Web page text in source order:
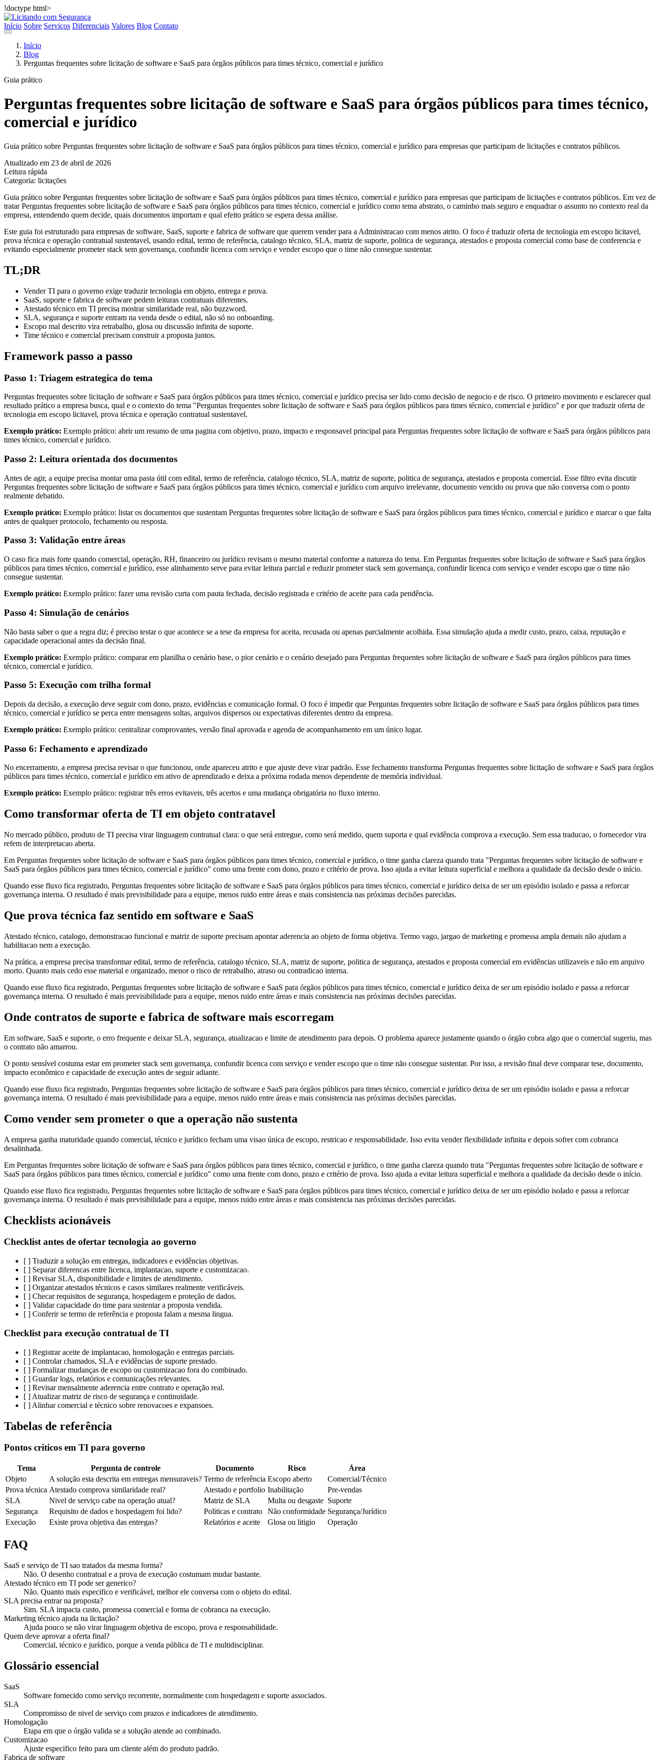
!doctype html>
Início Sobre Serviços Diferenciais Valores Blog Contato
Início
Blog
Perguntas frequentes sobre licitação de software e SaaS para órgãos públicos para times técnico, comercial e jurídico
Guia prático
Perguntas frequentes sobre licitação de software e SaaS para órgãos públicos para times técnico,
comercial e jurídico
Guia prático sobre Perguntas frequentes sobre licitação de software e SaaS para órgãos públicos para times técnico, comercial e jurídico para empresas que participam de licitações e contratos públicos.
Atualizado em 23 de abril de 2026
Leitura rápida
Categoria: licitações
Guia prático sobre Perguntas frequentes sobre licitação de software e SaaS para órgãos públicos para times técnico, comercial e jurídico para empresas que participam de licitações e contratos públicos. Em vez de
tratar Perguntas frequentes sobre licitação de software e SaaS para órgãos públicos para times técnico, comercial e jurídico como tema abstrato, o caminho mais seguro e enquadrar o assunto no contexto real da
empresa, entendendo quem decide, quais documentos importam e qual efeito prático se espera dessa análise.
Este guia foi estruturado para empresas de software, SaaS, suporte e fabrica de software que querem vender para a Administracao com menos atrito. O foco é traduzir oferta de tecnologia em escopo licitavel,
prova técnica e operação contratual sustentavel, usando edital, termo de referência, catalogo técnico, SLA, matriz de suporte, politica de segurança, atestados e proposta comercial como base de conferencia e
evitando especialmente prometer stack sem governança, confundir licenca com serviço e vender escopo que o time não consegue sustentar.
TL;DR
Vender TI para o governo exige traduzir tecnologia em objeto, entrega e prova.
SaaS, suporte e fabrica de software pedem leituras contratuais diferentes.
Atestado técnico em TI precisa mostrar similaridade real, não buzzword.
SLA, segurança e suporte entram na venda desde o edital, não só no onboarding.
Escopo mal descrito vira retrabalho, glosa ou discussão infinita de suporte.
Time técnico e comercial precisam construir a proposta juntos.
Framework passo a passo
Passo 1: Triagem estrategica do tema
Perguntas frequentes sobre licitação de software e SaaS para órgãos públicos para times técnico, comercial e jurídico precisa ser lido como decisão de negocio e de risco. O primeiro movimento e esclarecer qual
resultado prático a empresa busca, qual e o contexto do tema "Perguntas frequentes sobre licitação de software e SaaS para órgãos públicos para times técnico, comercial e jurídico" e por que traduzir oferta de
tecnologia em escopo licitavel, prova técnica e operação contratual sustentavel.
Exemplo prático: Exemplo prático: abrir um resumo de uma pagina com objetivo, prazo, impacto e responsavel principal para Perguntas frequentes sobre licitação de software e SaaS para órgãos públicos para
times técnico, comercial e jurídico.
Passo 2: Leitura orientada dos documentos
Antes de agir, a equipe precisa montar uma pasta útil com edital, termo de referência, catalogo técnico, SLA, matriz de suporte, politica de segurança, atestados e proposta comercial. Esse filtro evita discutir
Perguntas frequentes sobre licitação de software e SaaS para órgãos públicos para times técnico, comercial e jurídico com arquivo irrelevante, documento vencido ou prova que não conversa com o ponto
realmente debatido.
Exemplo prático: Exemplo prático: listar os documentos que sustentam Perguntas frequentes sobre licitação de software e SaaS para órgãos públicos para times técnico, comercial e jurídico e marcar o que falta
antes de qualquer protocolo, fechamento ou resposta.
Passo 3: Validação entre áreas
O caso fica mais forte quando comercial, operação, RH, financeiro ou jurídico revisam o mesmo material conforme a natureza do tema. Em Perguntas frequentes sobre licitação de software e SaaS para órgãos
públicos para times técnico, comercial e jurídico, esse alinhamento serve para evitar leitura parcial e reduzir prometer stack sem governança, confundir licenca com serviço e vender escopo que o time não
consegue sustentar.
Exemplo prático: Exemplo prático: fazer uma revisão curta com pauta fechada, decisão registrada e critério de aceite para cada pendência.
Passo 4: Simulação de cenários
Não basta saber o que a regra diz; é preciso testar o que acontece se a tese da empresa for aceita, recusada ou apenas parcialmente acolhida. Essa simulação ajuda a medir custo, prazo, caixa, reputação e
capacidade operacional antes da decisão final.
Exemplo prático: Exemplo prático: comparar em planilha o cenário base, o pior cenário e o cenário desejado para Perguntas frequentes sobre licitação de software e SaaS para órgãos públicos para times
técnico, comercial e jurídico.
Passo 5: Execução com trilha formal
Depois da decisão, a execução deve seguir com dono, prazo, evidências e comunicação formal. O foco é impedir que Perguntas frequentes sobre licitação de software e SaaS para órgãos públicos para times
técnico, comercial e jurídico se perca entre mensagens soltas, arquivos dispersos ou expectativas diferentes dentro da empresa.
Exemplo prático: Exemplo prático: centralizar comprovantes, versão final aprovada e agenda de acompanhamento em um único lugar.
Passo 6: Fechamento e aprendizado
No encerramento, a empresa precisa revisar o que funcionou, onde apareceu atrito e que ajuste deve virar padrão. Esse fechamento transforma Perguntas frequentes sobre licitação de software e SaaS para órgãos
públicos para times técnico, comercial e jurídico em ativo de aprendizado e deixa a próxima rodada menos dependente de memória individual.
Exemplo prático: Exemplo prático: registrar três erros evitaveis, três acertos e uma mudança obrigatória no fluxo interno.
Como transformar oferta de TI em objeto contratavel
No mercado público, produto de TI precisa virar linguagem contratual clara: o que será entregue, como será medido, quem suporta e qual evidência comprova a execução. Sem essa traducao, o fornecedor vira
refem de interpretacao aberta.
Em Perguntas frequentes sobre licitação de software e SaaS para órgãos públicos para times técnico, comercial e jurídico, o time ganha clareza quando trata "Perguntas frequentes sobre licitação de software e
SaaS para órgãos públicos para times técnico, comercial e jurídico" como uma frente com dono, prazo e critério de prova. Isso ajuda a evitar leitura superficial e melhora a qualidade da decisão desde o início.
Quando esse fluxo fica registrado, Perguntas frequentes sobre licitação de software e SaaS para órgãos públicos para times técnico, comercial e jurídico deixa de ser um episódio isolado e passa a reforcar
governança interna. O resultado é mais previsibilidade para a equipe, menos ruido entre áreas e mais consistencia nas próximas decisões parecidas.
Que prova técnica faz sentido em software e SaaS
Atestado técnico, catalogo, demonstracao funcional e matriz de suporte precisam apontar aderencia ao objeto de forma objetiva. Termo vago, jargao de marketing e promessa ampla demais não ajudam a
habilitacao nem a execução.
Na prática, a empresa precisa transformar edital, termo de referência, catalogo técnico, SLA, matriz de suporte, politica de segurança, atestados e proposta comercial em evidências utilizaveis e não em arquivo
morto. Quanto mais cedo esse material e organizado, menor o risco de retrabalho, atraso ou contradicao interna.
Quando esse fluxo fica registrado, Perguntas frequentes sobre licitação de software e SaaS para órgãos públicos para times técnico, comercial e jurídico deixa de ser um episódio isolado e passa a reforcar
governança interna. O resultado é mais previsibilidade para a equipe, menos ruido entre áreas e mais consistencia nas próximas decisões parecidas.
Onde contratos de suporte e fabrica de software mais escorregam
Em software, SaaS e suporte, o erro frequente e deixar SLA, segurança, atualizacao e limite de atendimento para depois. O problema aparece justamente quando o órgão cobra algo que o comercial sugeriu, mas
o contrato não amarrou.
O ponto sensível costuma estar em prometer stack sem governança, confundir licenca com serviço e vender escopo que o time não consegue sustentar. Por isso, a revisão final deve comparar tese, documento,
impacto econômico e capacidade de execução antes de seguir adiante.
Quando esse fluxo fica registrado, Perguntas frequentes sobre licitação de software e SaaS para órgãos públicos para times técnico, comercial e jurídico deixa de ser um episódio isolado e passa a reforcar
governança interna. O resultado é mais previsibilidade para a equipe, menos ruido entre áreas e mais consistencia nas próximas decisões parecidas.
Como vender sem prometer o que a operação não sustenta
A empresa ganha maturidade quando comercial, técnico e jurídico fecham uma visao única de escopo, restricao e responsabilidade. Isso evita vender flexibilidade infinita e depois sofrer com cobranca
desalinhada.
Em Perguntas frequentes sobre licitação de software e SaaS para órgãos públicos para times técnico, comercial e jurídico, o time ganha clareza quando trata "Perguntas frequentes sobre licitação de software e
SaaS para órgãos públicos para times técnico, comercial e jurídico" como uma frente com dono, prazo e critério de prova. Isso ajuda a evitar leitura superficial e melhora a qualidade da decisão desde o início.
Quando esse fluxo fica registrado, Perguntas frequentes sobre licitação de software e SaaS para órgãos públicos para times técnico, comercial e jurídico deixa de ser um episódio isolado e passa a reforcar
governança interna. O resultado é mais previsibilidade para a equipe, menos ruido entre áreas e mais consistencia nas próximas decisões parecidas.
Checklists acionáveis
Checklist antes de ofertar tecnologia ao governo
[ ] Traduzir a solução em entregas, indicadores e evidências objetivas.
[ ] Separar diferencas entre licenca, implantacao, suporte e customizacao.
[ ] Revisar SLA, disponibilidade e limites de atendimento.
[ ] Organizar atestados técnicos e casos similares realmente verificáveis.
[ ] Checar requisitos de segurança, hospedagem e proteção de dados.
[ ] Validar capacidade do time para sustentar a proposta vendida.
[ ] Conferir se termo de referência e proposta falam a mesma lingua.
Checklist para execução contratual de TI
[ ] Registrar aceite de implantacao, homologação e entregas parciais.
[ ] Controlar chamados, SLA e evidências de suporte prestado.
[ ] Formalizar mudanças de escopo ou customizacao fora do combinado.
[ ] Guardar logs, relatórios e comunicações relevantes.
[ ] Revisar mensalmente aderencia entre contrato e operação real.
[ ] Atualizar matriz de risco de segurança e continuidade.
[ ] Alinhar comercial e técnico sobre renovacoes e expansoes.
Tabelas de referência
Pontos criticos em TI para governo
Tema Pergunta de controle Documento Risco
Área
Objeto
A solução esta descrita em entregas mensuraveis? Termo de referência Escopo aberto
Comercial/Técnico
Prova técnica Atestado comprova similaridade real? Atestado e portfolio Inabilitação
Pre-vendas
SLA
Nivel de serviço cabe na operação atual? Matriz de SLA Multa ou desgaste Suporte
Segurança
Requisito de dados e hospedagem foi lido? Politicas e contrato Não conformidade Segurança/Jurídico
Execução
Existe prova objetiva das entregas? Relatórios e aceite Glosa ou litigio Operação
FAQ
SaaS e serviço de TI sao tratados da mesma forma?
Não. O desenho contratual e a prova de execução costumam mudar bastante.
Atestado técnico em TI pode ser generico?
Não. Quanto mais especifico e verificável, melhor ele conversa com o objeto do edital.
SLA precisa entrar na proposta?
Sim. SLA impacta custo, promessa comercial e forma de cobranca na execução.
Marketing técnico ajuda na licitação?
Ajuda pouco se não virar linguagem objetiva de escopo, prova e responsabilidade.
Quem deve aprovar a oferta final?
Comercial, técnico e jurídico, porque a venda pública de TI e multidisciplinar.
Glossário essencial
SaaS
Software fornecido como serviço recorrente, normalmente com hospedagem e suporte associados.
SLA
Compromisso de nivel de serviço com prazos e indicadores de atendimento.
Homologação
Etapa em que o órgão valida se a solução atende ao combinado.
Customizacao
Ajuste especifico feito para um cliente além do produto padrão.
Fabrica de software